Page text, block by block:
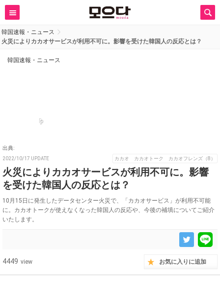
韓国速報・ニュース
火災によりカカオサービスが利用不可に。影響を受けた韓国人の反応とは？
韓国速報・ニュース
p
出典:
2022/10/17 UPDATE カカオ カカオトーク カカオフレンズ（8）
火災によりカカオサービスが利用不可に。影響
を受けた韓国人の反応とは？
10月15日に発生したデータセンター火災で、「カカオサービス」が利用不可能
に。カカオトークが使えなくなった韓国人の反応や、今後の補填についてご紹介
いたします。
4449 view お気に入りに追加